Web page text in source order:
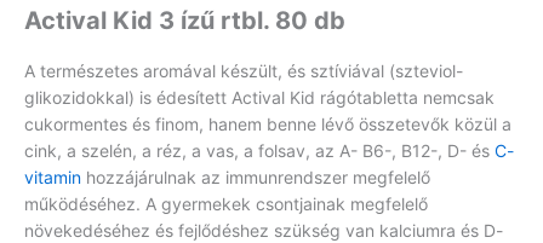
Actival Kid 3 ízű rtbl. 80 db
A természetes aromával készült, és sztíviával (szteviol-
glikozidokkal) is édesített Actival Kid rágótabletta nemcsak
cukormentes és finom, hanem benne lévő összetevők közül a
cink, a szelén, a réz, a vas, a folsav, az A- B6-, B12-, D- és C-
vitamin hozzájárulnak az immunrendszer megfelelő
működéséhez. A gyermekek csontjainak megfelelő
növekedéséhez és fejlődéshez szükség van kalciumra és D-